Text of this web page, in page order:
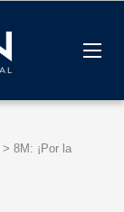
> 8M: ¡Por la